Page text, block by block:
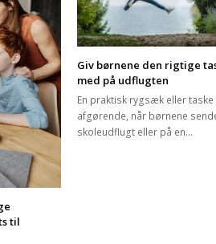
til
Giv børnene den rigtige
med på udflugten
En praktisk rygsæk eller taske
afgørende, når børnene
skoleudflugt eller på en…